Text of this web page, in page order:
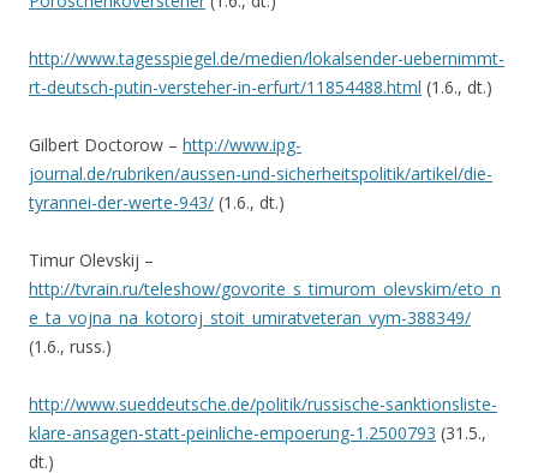
http://www.tagesspiegel.de/medien/lokalsender-uebernimmt-
rt-deutsch-putin-versteher-in-erfurt/11854488.html (1.6., dt.)
Gilbert Doctorow – http://www.ipg-
journal.de/rubriken/aussen-und-sicherheitspolitik/artikel/die-
tyrannei-der-werte-943/ (1.6., dt.)
Timur Olevskij –
http://tvrain.ru/teleshow/govorite_s_timurom_olevskim/eto_n
e_ta_vojna_na_kotoroj_stoit_umiratveteran_vym-388349/
(1.6., russ.)
http://www.sueddeutsche.de/politik/russische-sanktionsliste-
klare-ansagen-statt-peinliche-empoerung-1.2500793 (31.5.,
dt.)